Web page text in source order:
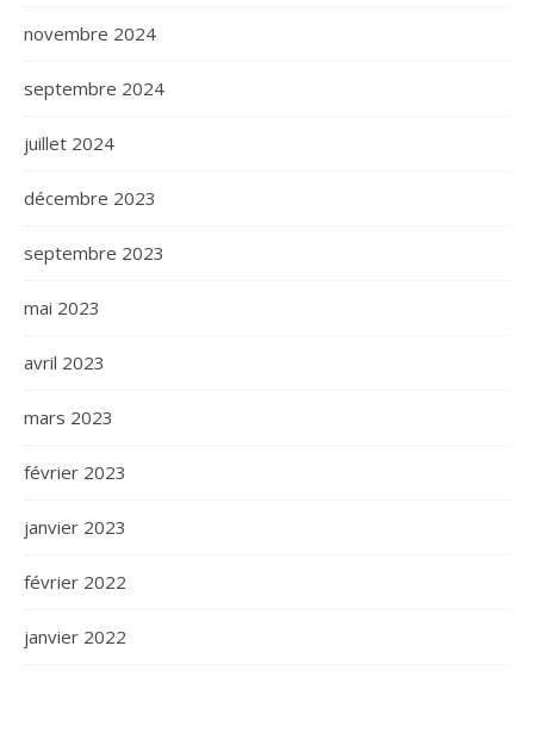
novembre 2024
septembre 2024
juillet 2024
décembre 2023
septembre 2023
mai 2023
avril 2023
mars 2023
février 2023
janvier 2023
février 2022
janvier 2022